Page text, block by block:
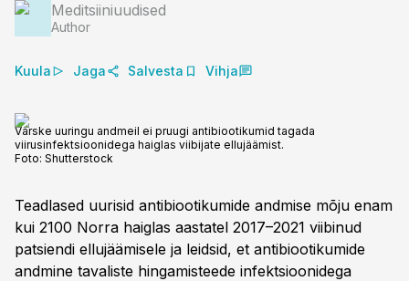
Meditsiiniuudised
Author
Kuula Jaga Salvesta Vihja
Värske uuringu andmeil ei pruugi antibiootikumid tagada
viirusinfektsioonidega haiglas viibijate ellujäämist.
Foto: Shutterstock
Teadlased uurisid antibiootikumide andmise mõju enam
kui 2100 Norra haiglas aastatel 2017–2021 viibinud
patsiendi ellujäämisele ja leidsid, et antibiootikumide
andmine tavaliste hingamisteede infektsioonidega